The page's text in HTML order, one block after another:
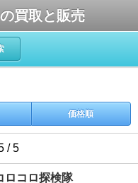
買取と販売
価格順
/ 5
コロ探検隊